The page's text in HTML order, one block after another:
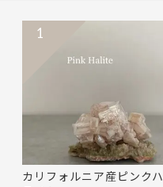
カリフォルニア産ピンクハ
1